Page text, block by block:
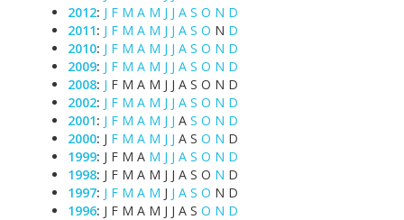
2012: J F M A M J J A S O N D
2011: J F M A M J J A S O N D
2010: J F M A M J J A S O N D
2009: J F M A M J J A S O N D
2008: J F M A M J J A S O N D
2002: J F M A M J J A S O N D
2001: J F M A M J J A S O N D
2000: J F M A M J J A S O N D
1999: J F M A M J J A S O N D
1998: J F M A M J J A S O N D
1997: J F M A M J J A S O N D
1996: J F M A M J J A S O N D